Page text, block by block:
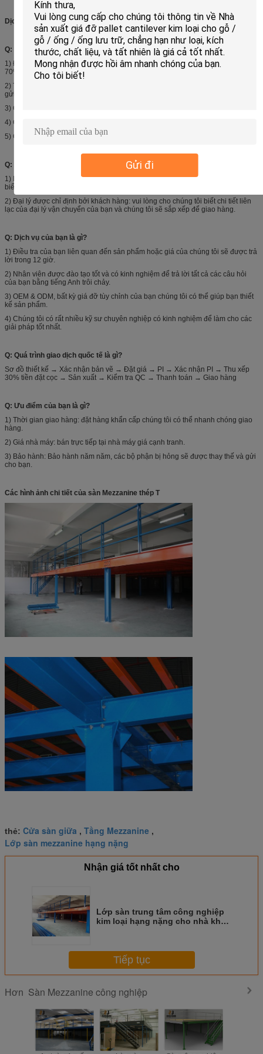
Gửi đi
Dịch vụ của chúng tôi:
Q: Các điều khoản giao dịch của bạn là gì?
1) Điều khoản thanh toán: T / T 30% tiền gửi sau khi xác nhận đơn đặt hàng,
70% số dư được thanh toán chống lại hóa đơn vận chuyển.
2) Thời gian dẫn đầu: thông thường trong 15-25 ngày sau khi nhận được tiền
gửi.
3) Chính sách mẫu: mẫu luôn có sẵn cho mỗi mô hình.
4) Cảng vận chuyển: Quảng Châu/Shenzhen Trung Quốc.
5) Giảm giá: chúng tôi cung cấp giảm giá tốt cho số lượng lớn.
Q: Làm thế nào tôi có thể giao hàng của tôi?
1) Hàng hóa biển: chúng tôi sẽ cập nhật hàng hóa biển khi chúng tôi biết cảng
biển của bạn nơi hàng hóa sẽ được giao.
2) Đại lý được chỉ định bởi khách hàng: vui lòng cho chúng tôi biết chi tiết liên
lạc của đại lý vận chuyển của bạn và chúng tôi sẽ sắp xếp để giao hàng.
Q: Dịch vụ của bạn là gì?
1) Điều tra của bạn liên quan đến sản phẩm hoặc giá của chúng tôi sẽ được trả
lời trong 12 giờ.
2) Nhân viên được đào tạo tốt và có kinh nghiệm để trả lời tất cả các câu hỏi
của bạn bằng tiếng Anh trôi chảy.
3) OEM & ODM, bất kỳ giá đỡ tùy chỉnh của bạn chúng tôi có thể giúp bạn thiết
kế sản phẩm.
4) Chúng tôi có rất nhiều kỹ sư chuyên nghiệp có kinh nghiệm để làm cho các
giải pháp tốt nhất.
Q: Quá trình giao dịch quốc tế là gì?
Sơ đồ thiết kế → Xác nhận bản vẽ → Đặt giá → PI → Xác nhận PI → Thu xếp
30% tiền đặt cọc → Sản xuất → Kiểm tra QC → Thanh toán → Giao hàng
Q: Ưu điểm của bạn là gì?
1) Thời gian giao hàng: đặt hàng khẩn cấp chúng tôi có thể nhanh chóng giao
hàng.
2) Giá nhà máy: bán trực tiếp tại nhà máy giá cạnh tranh.
3) Bảo hành: Bảo hành năm năm, các bộ phận bị hỏng sẽ được thay thế và gửi
cho bạn.
Các hình ảnh chi tiết của sàn Mezzanine thép T
thẻ: Cửa sàn giữa , Tầng Mezzanine ,
Lớp sàn mezzanine hạng nặng
Nhận giá tốt nhất cho
Lớp sàn trung tâm công nghiệp
kim loại hạng nặng cho nhà kho /
Tiếp tục
Hơn Sàn Mezzanine công nghiệp